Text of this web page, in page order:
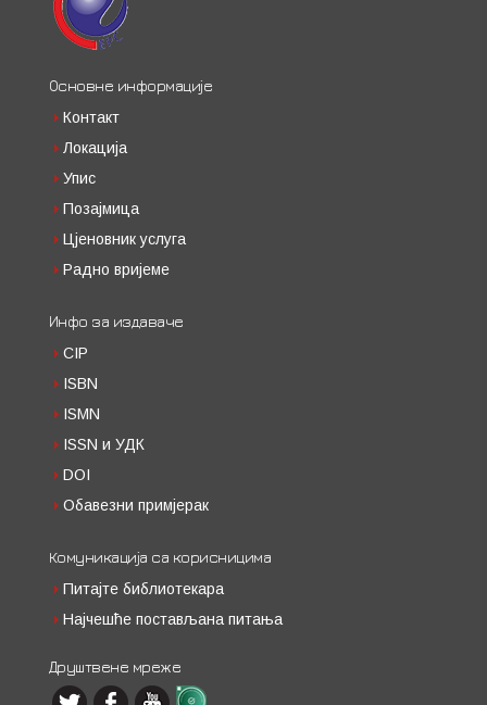
Основне информације
Контакт
Локација
Упис
Позајмица
Цјеновник услуга
Радно вријеме
Инфо за издаваче
CIP
ISBN
ISMN
ISSN и УДК
DOI
Обавезни примјерак
Комуникација са корисницима
Питајте библиотекара
Најчешће постављана питања
Друштвене мреже